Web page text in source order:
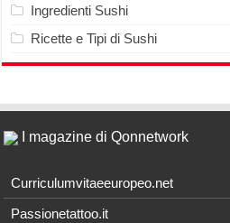
Ingredienti Sushi
Ricette e Tipi di Sushi
I magazine di Qonnetwork
Curriculumvitaeeuropeo.net
Passionetattoo.it